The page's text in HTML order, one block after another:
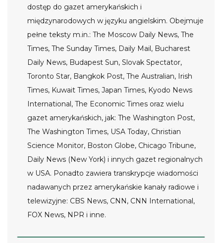
dostęp do gazet amerykańskich i
międzynarodowych w języku angielskim. Obejmuje
pełne teksty m.in.: The Moscow Daily News, The
Times, The Sunday Times, Daily Mail, Bucharest
Daily News, Budapest Sun, Slovak Spectator,
Toronto Star, Bangkok Post, The Australian, Irish
Times, Kuwait Times, Japan Times, Kyodo News
International, The Economic Times oraz wielu
gazet amerykańskich, jak: The Washington Post,
The Washington Times, USA Today, Christian
Science Monitor, Boston Globe, Chicago Tribune,
Daily News (New York) i innych gazet regionalnych
w USA. Ponadto zawiera transkrypcje wiadomości
nadawanych przez amerykańskie kanały radiowe i
telewizyjne: CBS News, CNN, CNN International,
FOX News, NPR i inne.